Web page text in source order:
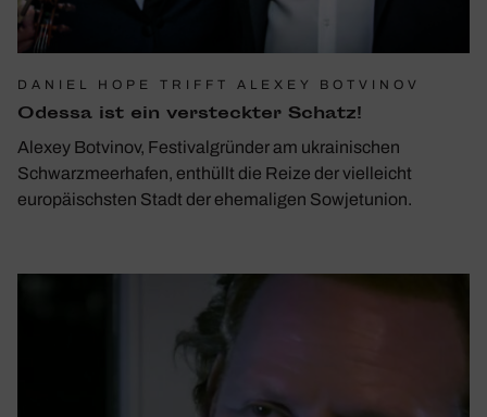
DANIEL HOPE TRIFFT ALEXEY BOTVINOV
Odessa ist ein versteckter Schatz!
Alexey Botvinov, Festivalgründer am ukrainischen
Schwarzmeerhafen, enthüllt die Reize der vielleicht
europäischsten Stadt der ehemaligen Sowjetunion.